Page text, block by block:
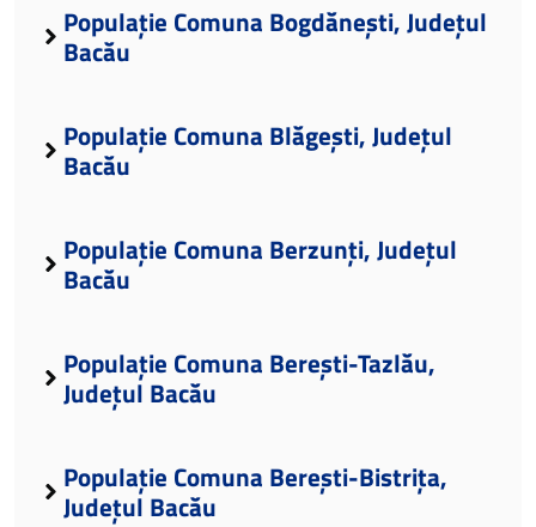
Populație Comuna Bogdănești, Județul
Bacău
Populație Comuna Blăgești, Județul
Bacău
Populație Comuna Berzunți, Județul
Bacău
Populație Comuna Berești-Tazlău,
Județul Bacău
Populație Comuna Berești-Bistrița,
Județul Bacău